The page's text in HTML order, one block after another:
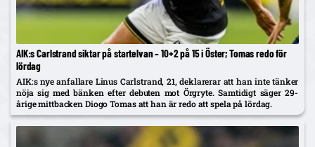
AIK:s Carlstrand siktar på startelvan – 10+2 på 15 i Öster; Tomas redo för
lördag
AIK:s nye anfallare Linus Carlstrand, 21, deklarerar att han inte tänker
nöja sig med bänken efter debuten mot Örgryte. Samtidigt säger 29-
årige mittbacken Diogo Tomas att han är redo att spela på lördag.